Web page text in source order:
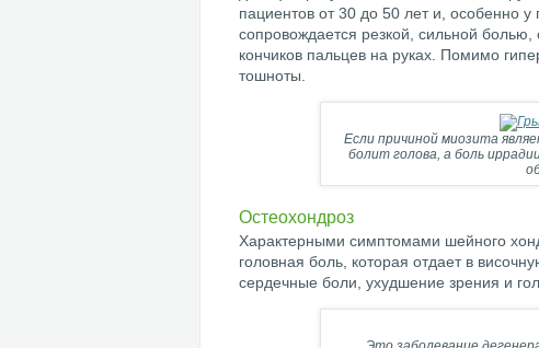
пациентов от 30 до 50 лет и, особенно
сопровождается резкой, сильной
кончиков пальцев на руках. Помимо
тошноты.
Если причиной миозита
болит голова, а боль
Остеохондроз
Характерными симптомами шейного
головная боль, которая отдает в
сердечные боли, ухудшение зрения и